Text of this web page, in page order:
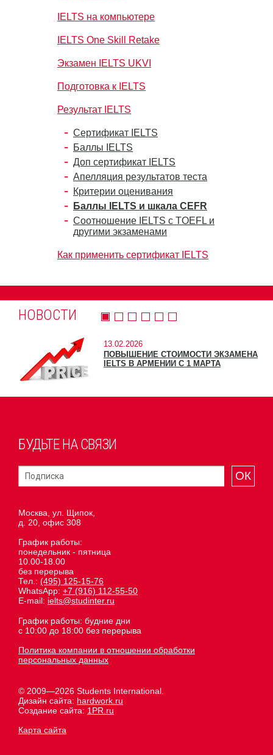
IELTS на компьютере
IELTS One Skill Retake
Экзамен IELTS UKVI
Подготовка к IELTS
Результат IELTS
Сертификат IELTS
Баллы IELTS
Доп сертификат IELTS
Апелляция результатов теста
Критерии оценивания
Баллы IELTS и шкала CEFR
Соотношение IELTS с TOEFL и
другими экзаменами
Как применить сертификат IELTS
НОВОСТИ
13.02.2026
ПОВЫШЕНИЕ СТОИМОСТИ ЭКЗАМЕНА
IELTS В АРМЕНИИ С 1 МАРТА
БУДЬТЕ НА СВЯЗИ
ОК
Москва, ул. Щипок,
д. 20, офис 308
График работы:
понедельник - пятница
10.00-18.00
без перерыва
Тел.: (495) 125-15-76
WhatsApp: +7 (916) 112-55-50
E-mail: ielts@studinter.ru
График работы: будние дни
с 10:00 до 18:00 без перерыва
Политика компании в отношении обработки
персональных данных
© 2009—2026 Students International.
Дизайн сайта: hardwork.ru
Создание сайта: 1PR.ru
Карта сайта